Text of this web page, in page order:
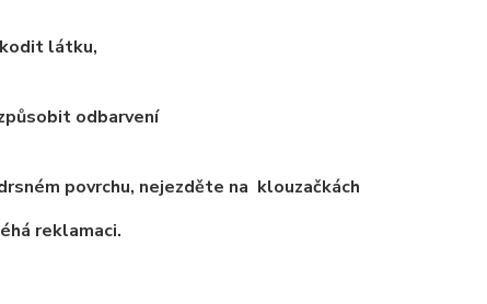
látku,
odbarvení
povrchu, nejezděte na klouzačkách
reklamaci.